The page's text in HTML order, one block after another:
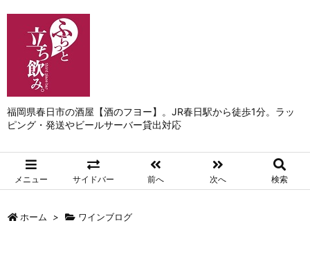
福岡県春日市の酒屋【酒のフヨー】。JR春日駅から徒歩1分。ラッ
ピング・発送やビールサーバー貸出対応
メニュー サイドバー 前へ 次へ 検索
ホーム > ワインブログ